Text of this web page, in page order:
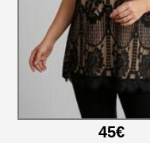
45€